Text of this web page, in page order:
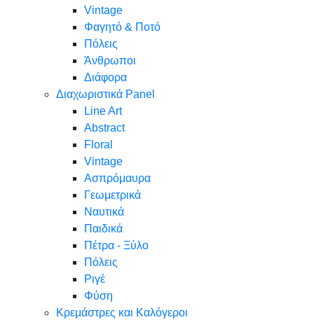
Vintage
Φαγητό & Ποτό
Πόλεις
Άνθρωποι
Διάφορα
Διαχωριστικά Panel
Line Art
Abstract
Floral
Vintage
Ασπρόμαυρα
Γεωμετρικά
Ναυτικά
Παιδικά
Πέτρα - Ξύλο
Πόλεις
Ριγέ
Φύση
Κρεμάστρες και Καλόγεροι